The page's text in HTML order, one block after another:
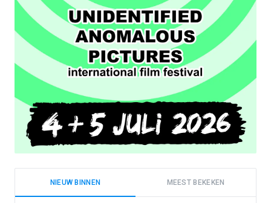
NIEUW BINNEN MEEST BEKEKEN